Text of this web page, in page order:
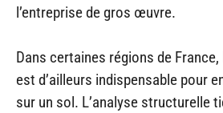
l’entreprise de gros œuvre.
Dans certaines régions de
est d’ailleurs indispensable pour
sur un sol. L’analyse structurelle